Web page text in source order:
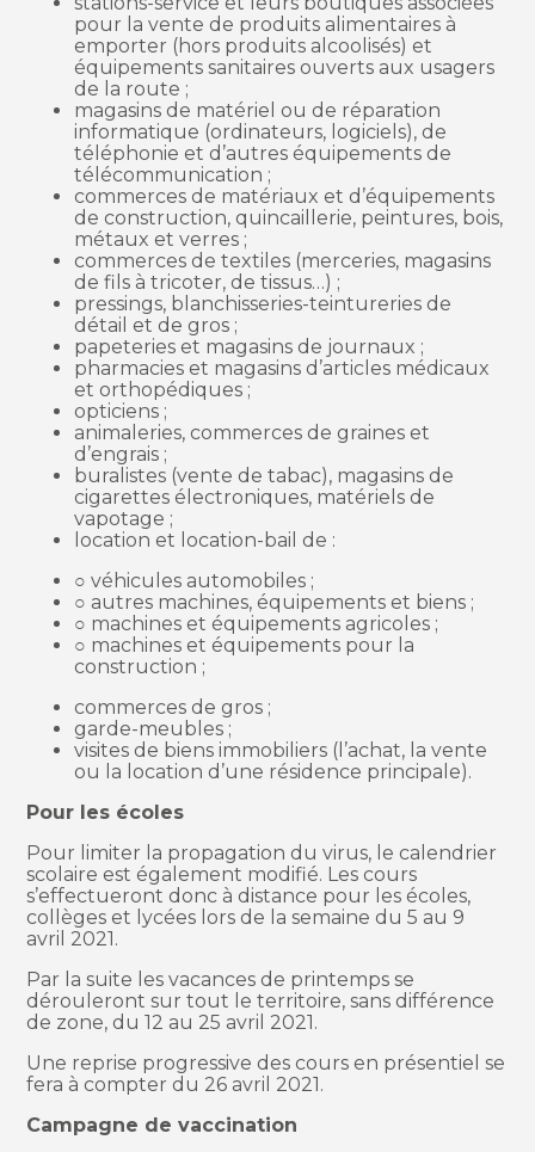
pour la vente de produits alimentaires à
emporter (hors produits alcoolisés) et
équipements sanitaires ouverts aux usagers
de la route ;
magasins de matériel ou de réparation
informatique (ordinateurs, logiciels), de
téléphonie et d’autres équipements de
télécommunication ;
commerces de matériaux et d’équipements
de construction, quincaillerie, peintures, bois,
métaux et verres ;
commerces de textiles (merceries, magasins
de fils à tricoter, de tissus…) ;
pressings, blanchisseries-teintureries de
détail et de gros ;
papeteries et magasins de journaux ;
pharmacies et magasins d’articles médicaux
et orthopédiques ;
opticiens ;
animaleries, commerces de graines et
d’engrais ;
buralistes (vente de tabac), magasins de
cigarettes électroniques, matériels de
vapotage ;
location et location-bail de :
○ véhicules automobiles ;
○ autres machines, équipements et biens ;
○ machines et équipements agricoles ;
○ machines et équipements pour la
construction ;
commerces de gros ;
garde-meubles ;
visites de biens immobiliers (l’achat, la vente
ou la location d’une résidence principale).
Pour les écoles
Pour limiter la propagation du virus, le calendrier
scolaire est également modifié. Les cours
s’effectueront donc à distance pour les écoles,
collèges et lycées lors de la semaine du 5 au 9
avril 2021.
Par la suite les vacances de printemps se
dérouleront sur tout le territoire, sans différence
de zone, du 12 au 25 avril 2021.
Une reprise progressive des cours en présentiel se
fera à compter du 26 avril 2021.
Campagne de vaccination